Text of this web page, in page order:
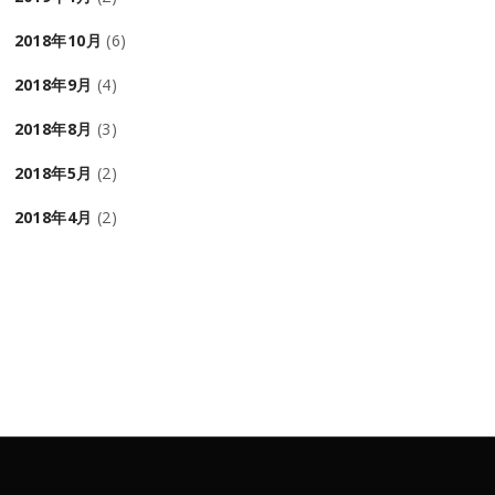
2018年10月 (6)
2018年9月 (4)
2018年8月 (3)
2018年5月 (2)
2018年4月 (2)